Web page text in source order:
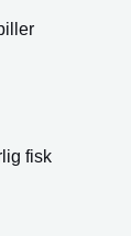
fisk